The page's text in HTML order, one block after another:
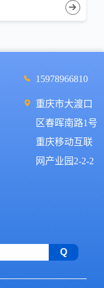
15978966810
重庆市大渡口
区春晖南路1号
重庆移动互联
网产业园2-2-2